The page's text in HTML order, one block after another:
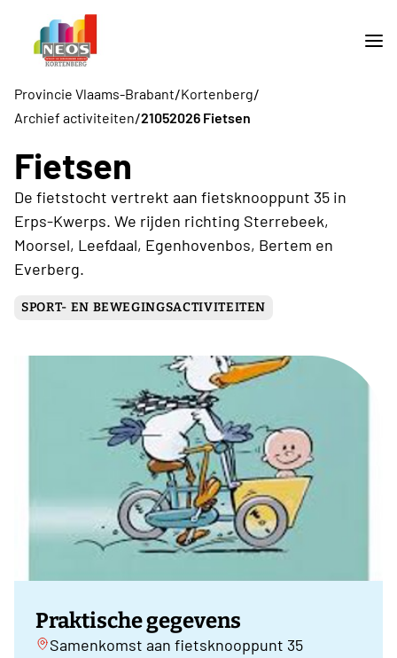
Provincie Vlaams-Brabant/Kortenberg/
Archief activiteiten/21052026 Fietsen
Fietsen
De fietstocht vertrekt aan fietsknooppunt 35 in
Erps-Kwerps. We rijden richting Sterrebeek,
Moorsel, Leefdaal, Egenhovenbos, Bertem en
Everberg.
SPORT- EN BEWEGINGSACTIVITEITEN
Praktische gegevens
Samenkomst aan fietsknooppunt 35